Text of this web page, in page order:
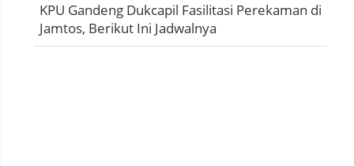
KPU Gandeng Dukcapil Fasilitasi Perekaman di
Jamtos, Berikut Ini Jadwalnya